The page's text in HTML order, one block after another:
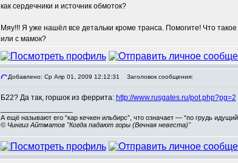
как сердечники и источник обмоток?
Мяу!!! Я уже нашёл все детальки кроме транса. Помогите! Что
или с мамок?
Добавлено: Ср Апр 01, 2009 12:12:31 Заголовок сообщения:
Б22? Да так, горшок из феррита: http://www.rusgates.ru/pot.php?pg=2
А ещё называют его “кар кечкен ильбирс”, что означает — “по грудь идущий
© Чингиз Айтматов "Когда падают горы (Вечная невеста)"